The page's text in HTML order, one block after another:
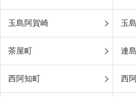
玉島阿賀崎 玉
茶屋町 連
西阿知町 西